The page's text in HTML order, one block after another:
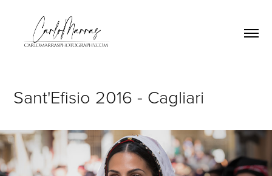
Sant'Efisio 2016 - Cagliari